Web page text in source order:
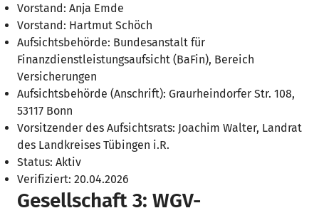
Vorstand: Anja Emde
Vorstand: Hartmut Schöch
Aufsichtsbehörde: Bundesanstalt für
Finanzdienstleistungsaufsicht (BaFin), Bereich
Versicherungen
Aufsichtsbehörde (Anschrift): Graurheindorfer Str. 108,
53117 Bonn
Vorsitzender des Aufsichtsrats: Joachim Walter, Landrat
des Landkreises Tübingen i.R.
Status: Aktiv
Verifiziert: 20.04.2026
Gesellschaft 3: WGV-